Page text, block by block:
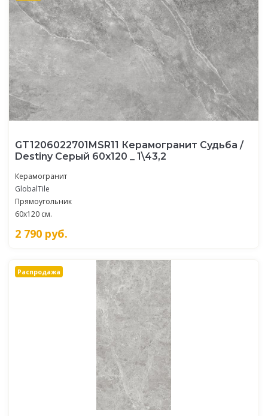
GT1206022701MSR11 Керамогранит Судьба /
Destiny Серый 60x120 _ 1\43,2
Керамогранит
GlobalTile
Прямоугольник
60x120 см.
2 790 руб.
Распродажа